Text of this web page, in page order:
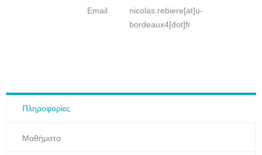
Email
nicolas.rebiere[at]u-
bordeaux4[dot]fr
Πληροφορίες
Μαθήματα